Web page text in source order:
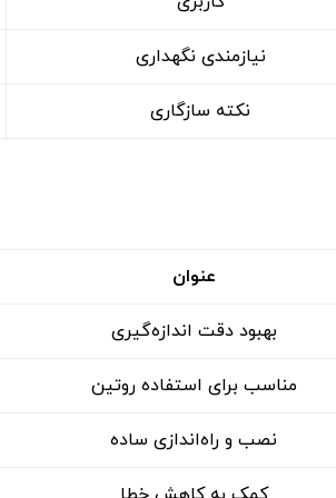
نیازمندی نگهداری
نکته سازگاری
عنوان
بهبود دقت اندازه‌گیری
مناسب برای استفاده روتین
نصب و راه‌اندازی ساده